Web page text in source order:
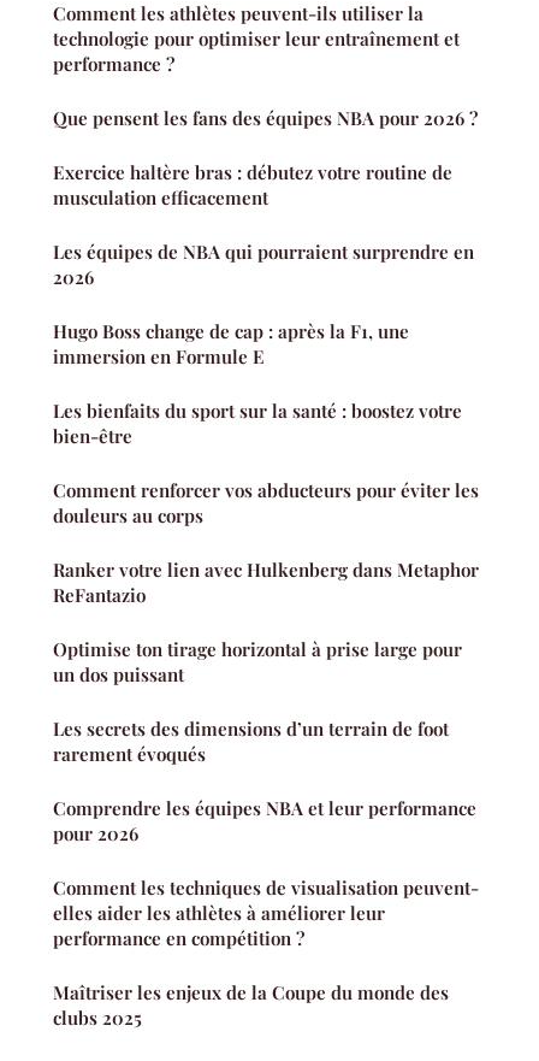
Comment les athlètes peuvent-ils utiliser la
technologie pour optimiser leur entraînement et
performance ?
Que pensent les fans des équipes NBA pour 2026 ?
Exercice haltère bras : débutez votre routine de
musculation efficacement
Les équipes de NBA qui pourraient surprendre en
2026
Hugo Boss change de cap : après la F1, une
immersion en Formule E
Les bienfaits du sport sur la santé : boostez votre
bien-être
Comment renforcer vos abducteurs pour éviter les
douleurs au corps
Ranker votre lien avec Hulkenberg dans Metaphor
ReFantazio
Optimise ton tirage horizontal à prise large pour
un dos puissant
Les secrets des dimensions d’un terrain de foot
rarement évoqués
Comprendre les équipes NBA et leur performance
pour 2026
Comment les techniques de visualisation peuvent-
elles aider les athlètes à améliorer leur
performance en compétition ?
Maîtriser les enjeux de la Coupe du monde des
clubs 2025